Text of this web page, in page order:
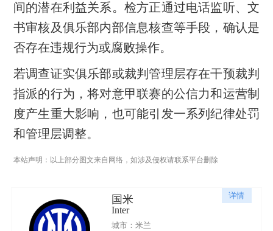
间的潜在利益关系。检方正通过电话监听、文
书审核及俱乐部内部信息核查等手段，确认是
否存在违规行为或腐败操作。
若调查证实俱乐部或裁判管理层存在干预裁判
指派的行为，将对意甲联赛的公信力和运营制
度产生重大影响，也可能引发一系列纪律处罚
和管理层调整。
本站声明：以上部分图文来自网络，如涉及侵权请联系平台删除
详情
国米
Inter
城市：米兰